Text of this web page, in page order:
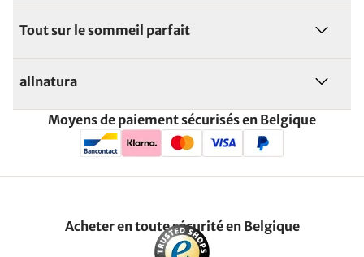
Tout sur le sommeil parfait
allnatura
Moyens de paiement sécurisés en Belgique
Acheter en toute sécurité en Belgique